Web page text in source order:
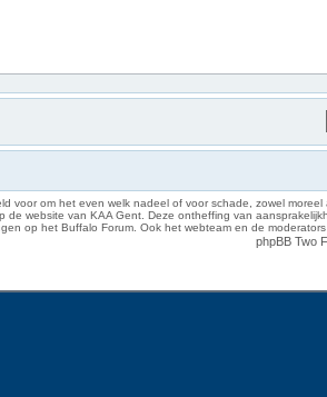
voor om het even welk nadeel of voor schade, zowel
website van KAA Gent. Deze ontheffing van
op het Buffalo Forum. Ook het webteam en de
phpBB Two